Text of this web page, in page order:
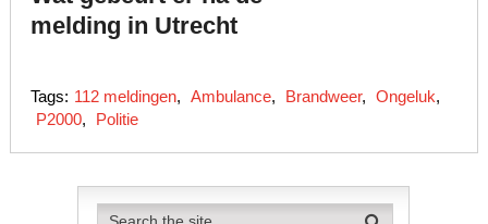
melding in Utrecht
Tags: 112 meldingen, Ambulance, Brandweer, Ongeluk,
P2000, Politie